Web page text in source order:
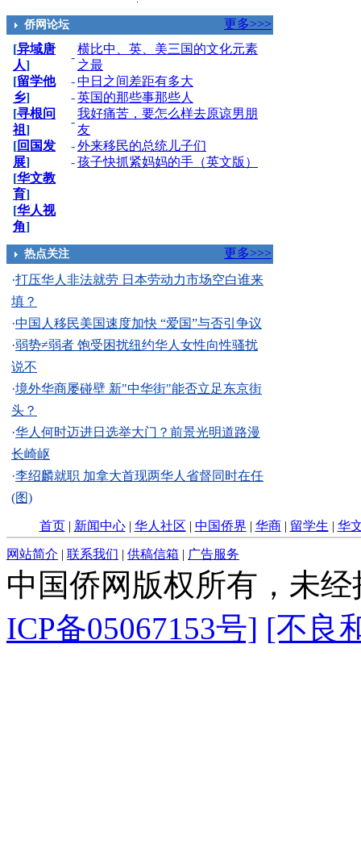
侨网论坛
更多>>>
[异域唐
人]
[留学他
乡]
[寻根问
祖]
[回国发
展]
[华文教
育]
[华人视
角]
-
横比中、英、美三国的文化元素
之最
- 中日之间差距有多大
- 英国的那些事那些人
-
我好痛苦，要怎么样去原谅男朋
友
- 外来移民的总统儿子们
- 孩子快抓紧妈妈的手（英文版）
热点关注
更多>>>
·打压华人非法就劳 日本劳动力市场空白谁来
填？
·中国人移民美国速度加快 “爱国”与否引争议
·弱势≠弱者 饱受困扰纽约华人女性向性骚扰
说不
·境外华商屡碰壁 新"中华街"能否立足东京街
头？
·华人何时迈进日选举大门？前景光明道路漫
长崎岖
·李绍麟就职 加拿大首现两华人省督同时在任
(图)
首页| 新闻中心| 华人社区 | 中国侨界 | 华商| 留学生 | 华
网站简介 | 联系我们 | 供稿信箱 | 广告服务
中国侨网版权所有，未
ICP备05067153号] [不良